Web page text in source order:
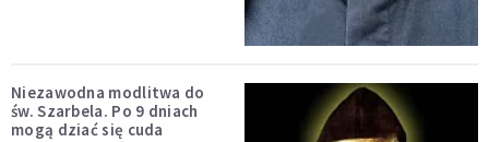
Niezawodna modlitwa do
św. Szarbela. Po 9 dniach
mogą dziać się cuda